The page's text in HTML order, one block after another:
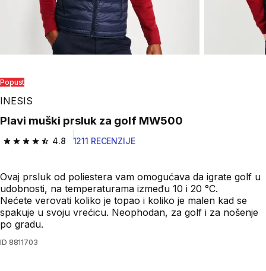
Popust
INESIS
Plavi muški prsluk za golf MW500
4.8
4.8 od 5 zvezdica from 1211 Recenzije
1211 RECENZIJE
Ovaj prsluk od poliestera vam omogućava da igrate golf u
udobnosti, na temperaturama između 10 i 20 °C.
Nećete verovati koliko je topao i koliko je malen kad se
spakuje u svoju vrećicu. Neophodan, za golf i za nošenje
po gradu.
ID 8811703